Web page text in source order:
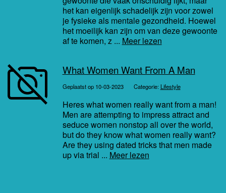
het kan eigenlijk schadelijk zijn voor zowel
je fysieke als mentale gezondheid. Hoewel
het moeilijk kan zijn om van deze gewoonte
af te komen, z ... Meer lezen
What Women Want From A Man
Geplaatst op 10-03-2023 Categorie: Lifestyle
Heres what women really want from a man!
Men are attempting to impress attract and
seduce women nonstop all over the world,
but do they know what women really want?
Are they using dated tricks that men made
up via trial ... Meer lezen